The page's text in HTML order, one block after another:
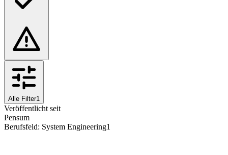
Alle Filter1
Veröffentlicht seit
Pensum
Berufsfeld: System Engineering1